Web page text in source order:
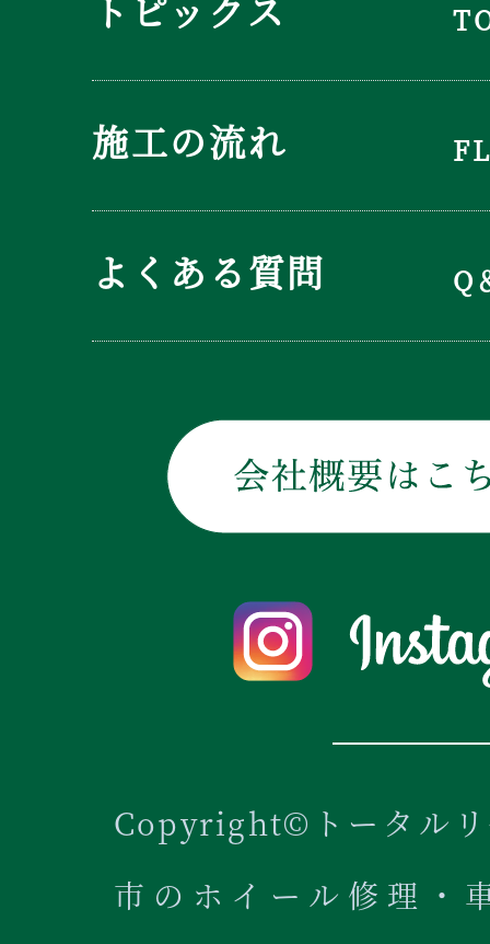
トピックス
施工の流れ
よくある質問 Q
Copyright©トータルリ
市のホイール修理・